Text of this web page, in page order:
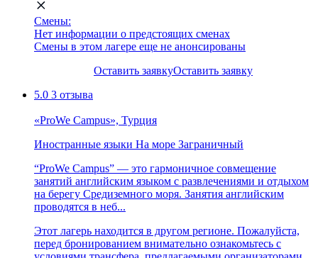
Смены:
Нет информации о предстоящих сменах
Смены в этом лагере еще не анонсированы
Оставить заявкуОставить заявку
5.0 3 отзыва
«ProWe Campus», Турция
Иностранные языки На море Заграничный
“ProWe Campus” — это гармоничное совмещение
занятий английским языком с развлечениями и отдыхом
на берегу Средиземного моря. Занятия английским
проводятся в неб...
Этот лагерь находится в другом регионе. Пожалуйста,
перед бронированием внимательно ознакомьтесь с